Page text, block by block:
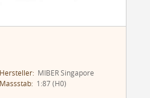
Hersteller: MIBER Singapore
Massstab: 1:87 (H0)